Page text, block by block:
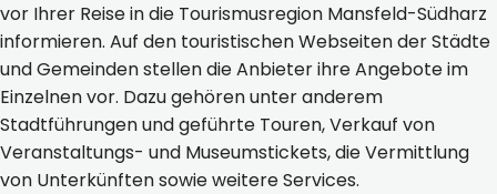
vor Ihrer Reise in die Tourismusregion Mansfeld-Südharz
informieren. Auf den touristischen Webseiten der Städte
und Gemeinden stellen die Anbieter ihre Angebote im
Einzelnen vor. Dazu gehören unter anderem
Stadtführungen und geführte Touren, Verkauf von
Veranstaltungs- und Museumstickets, die Vermittlung
von Unterkünften sowie weitere Services.